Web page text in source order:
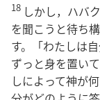
18 しかし，ハバ
を聞こうと待ち
す。「わたしは
ずっと身を置い
しによって神が